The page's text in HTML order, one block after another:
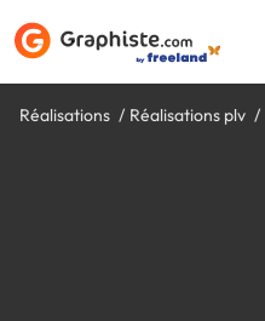
Réalisations Réalisations plv